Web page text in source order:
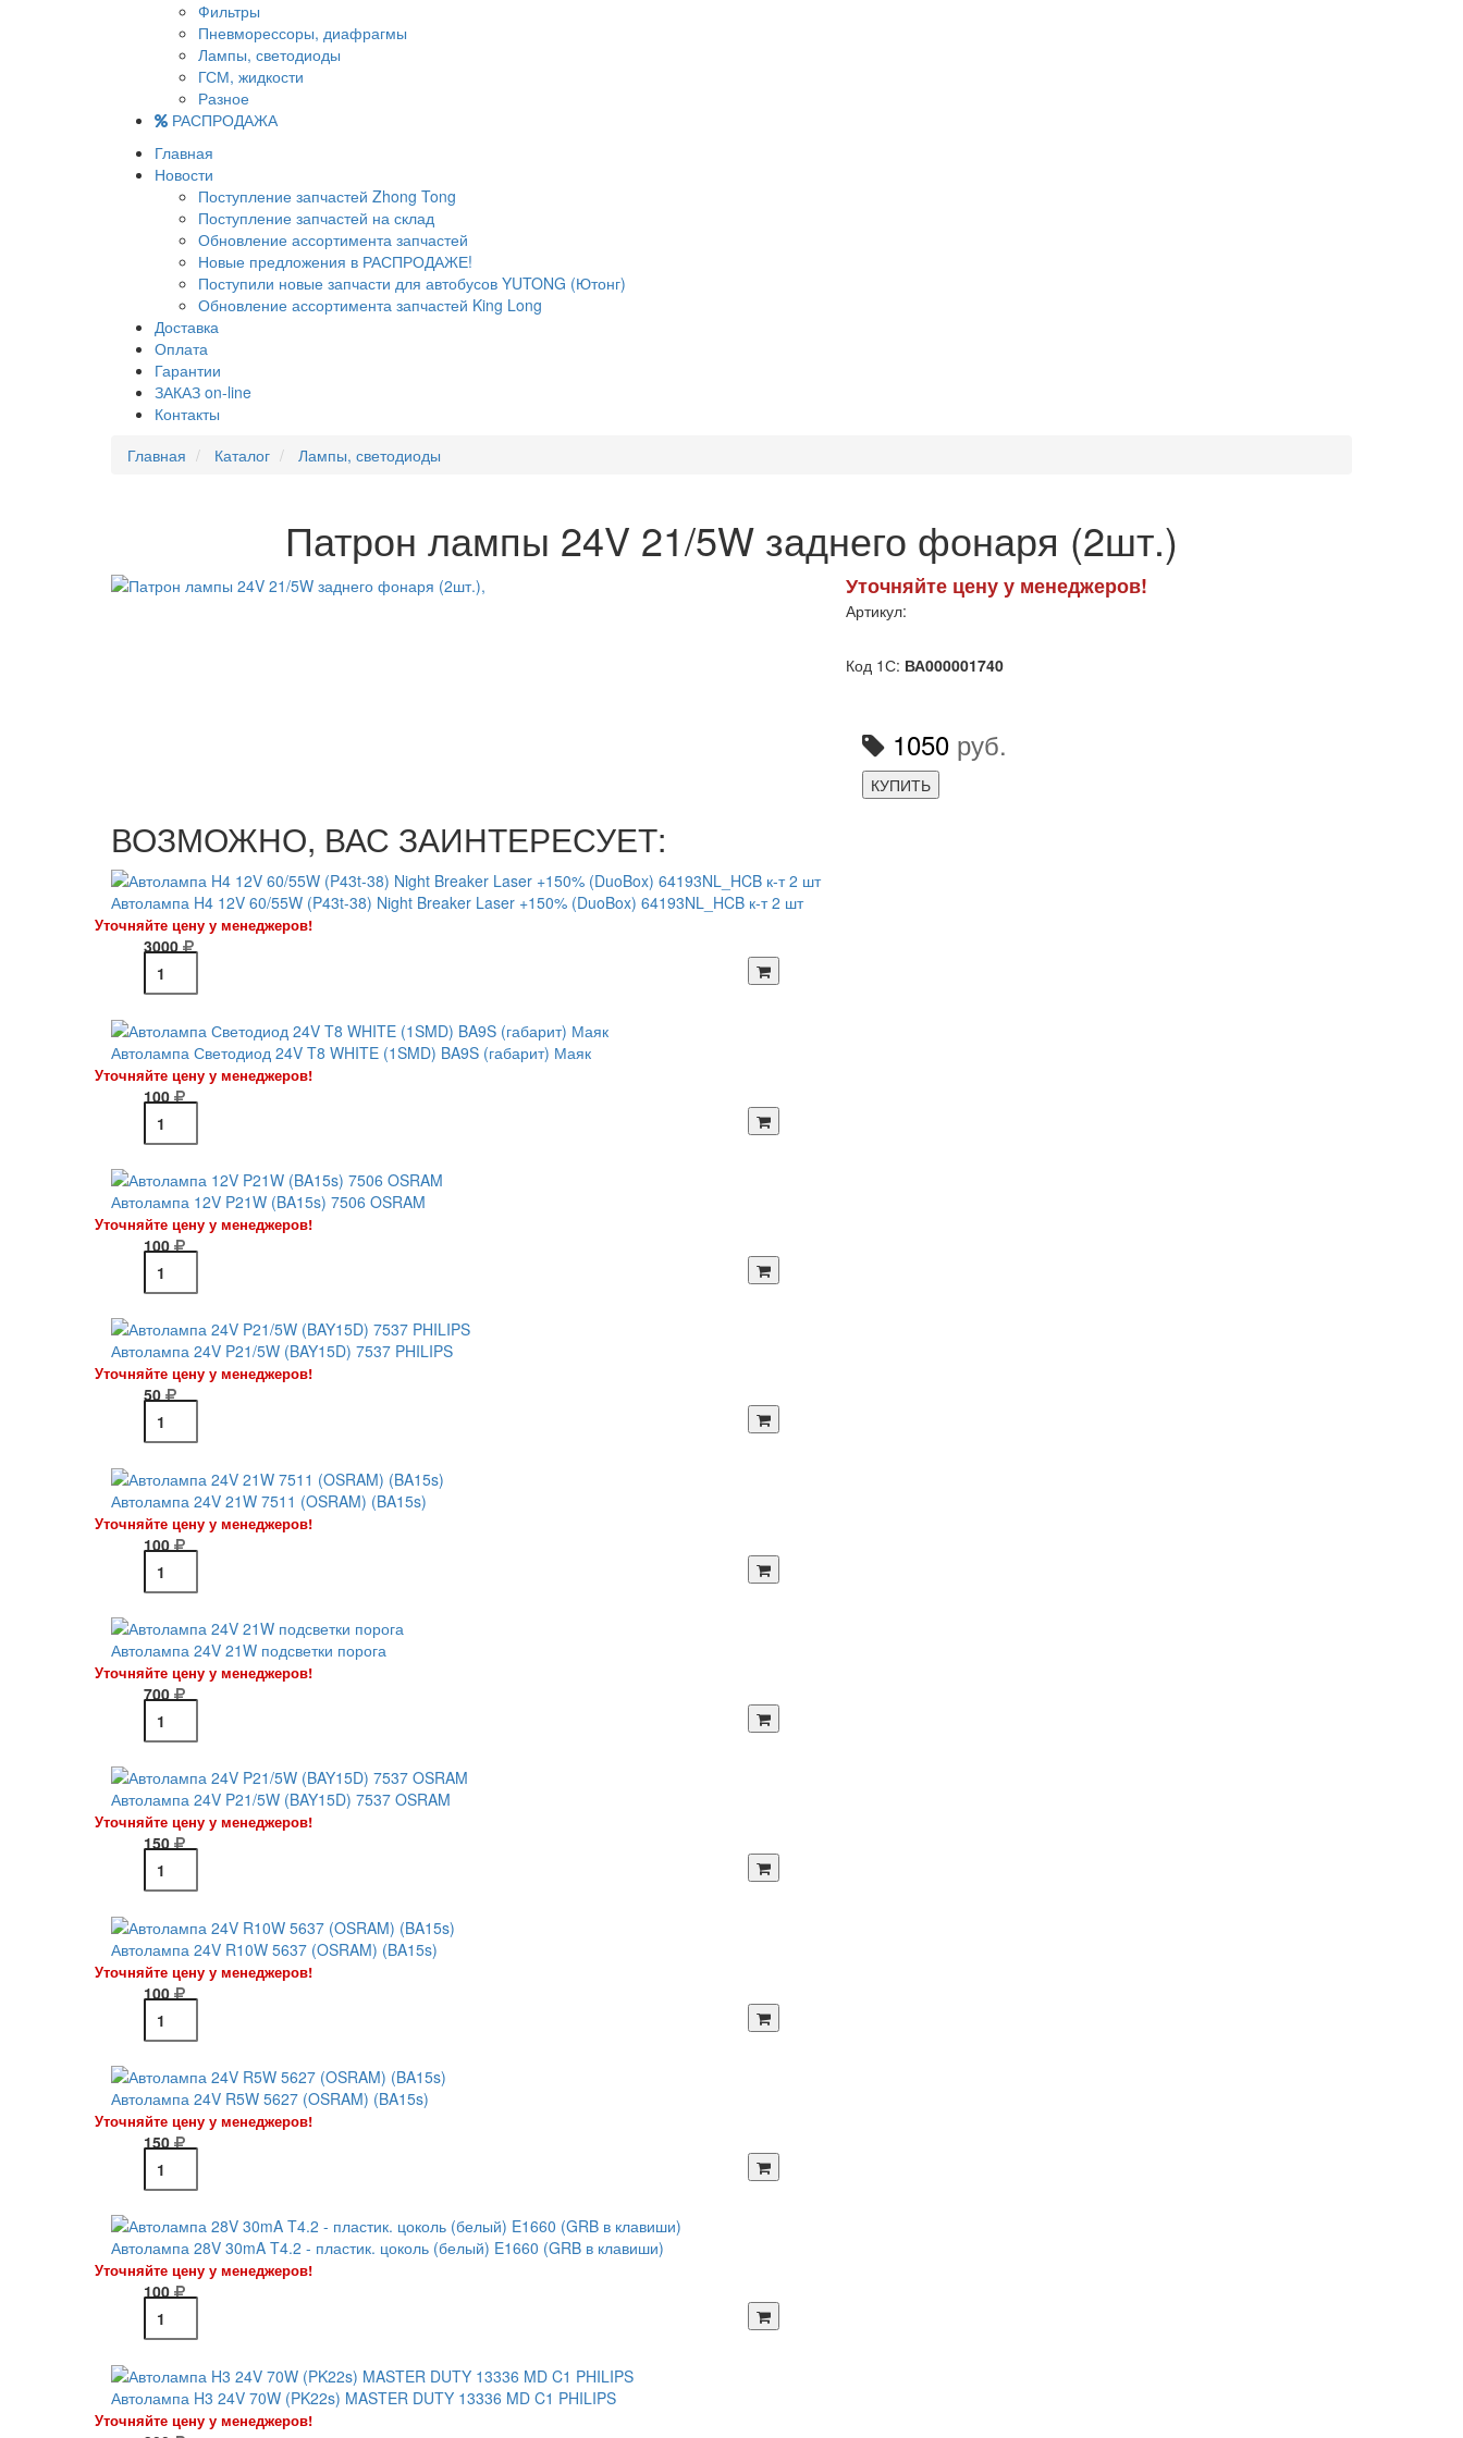
Фильтры
Пневморессоры, диафрагмы
Лампы, светодиоды
ГСМ, жидкости
Разное
РАСПРОДАЖА
Главная
Новости
Поступление запчастей Zhong Tong
Поступление запчастей на склад
Обновление ассортимента запчастей
Новые предложения в РАСПРОДАЖЕ!
Поступили новые запчасти для автобусов YUTONG (Ютонг)
Обновление ассортимента запчастей King Long
Доставка
Оплата
Гарантии
ЗАКАЗ on-line
Контакты
Главная
Каталог Лампы, светодиоды
Патрон лампы 24V 21/5W заднего фонаря (2шт.)
Уточняйте цену у менеджеров!
Артикул:
Код 1С: ВА000001740
1050 руб.
КУПИТЬ
ВОЗМОЖНО, ВАС ЗАИНТЕРЕСУЕТ:
Автолампа H4 12V 60/55W (P43t-38) Night Breaker Laser +150% (DuoBox) 64193NL_HCB к-т 2 шт
Уточняйте цену у менеджеров!
3000
Автолампа Светодиод 24V T8 WHITE (1SMD) BA9S (габарит) Маяк
Уточняйте цену у менеджеров!
100
Автолампа 12V P21W (BA15s) 7506 OSRAM
Уточняйте цену у менеджеров!
100
Автолампа 24V P21/5W (BAY15D) 7537 PHILIPS
Уточняйте цену у менеджеров!
50
Автолампа 24V 21W 7511 (OSRAM) (BA15s)
Уточняйте цену у менеджеров!
100
Автолампа 24V 21W подсветки порога
Уточняйте цену у менеджеров!
700
Автолампа 24V P21/5W (BAY15D) 7537 OSRAM
Уточняйте цену у менеджеров!
150
Автолампа 24V R10W 5637 (OSRAM) (BA15s)
Уточняйте цену у менеджеров!
100
Автолампа 24V R5W 5627 (OSRAM) (BA15s)
Уточняйте цену у менеджеров!
150
Автолампа 28V 30mA T4.2 - пластик. цоколь (белый) E1660 (GRB в клавиши)
Уточняйте цену у менеджеров!
100
Автолампа H3 24V 70W (PK22s) MASTER DUTY 13336 MD C1 PHILIPS
Уточняйте цену у менеджеров!